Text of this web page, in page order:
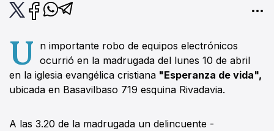
U n importante robo de equipos electrónicos
ocurrió en la madrugada del lunes 10 de abril
en la iglesia evangélica cristiana "Esperanza de vida",
ubicada en Basavilbaso 719 esquina Rivadavia.
A las 3.20 de la madrugada un delincuente -